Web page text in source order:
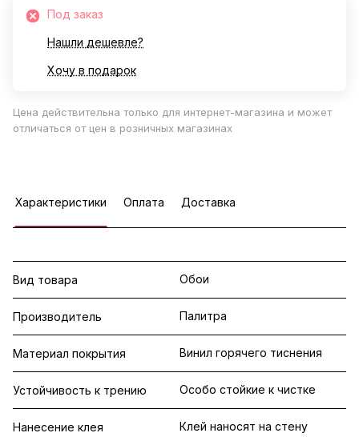
Под заказ
Нашли дешевле?
Хочу в подарок
Цена действительна только для интернет-магазина и может
отличаться от цен в розничных магазинах
Характеристики Оплата Доставка
Вид товара Обои
Производитель Палитра
Материал покрытия Винил горячего тиснения
Устойчивость к трению Особо стойкие к чистке
Нанесение клея Клей наносят на стену